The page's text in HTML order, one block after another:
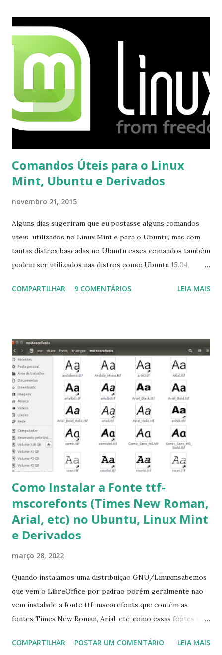
o Windows Live (assim como muitos profissionais de TI) ,
mesmo na versão para Linux, claro, sempre existem outras
opções e o Pidgin, que se mostra como opção.
Comandos Úteis para o Linux
Mint, Ubuntu e Derivados
novembro 21, 2015
Alguns dias sugeriram que eu postasse alguns comandos
uteis utilizados no Linux Mint e para o Ubuntu, mas com
tantas distros baseadas no Ubuntu esses comandos também
podem ser utilizados nas distros como: Ubuntu 15.04,
Linux Mint 17, Pinguy OS 14.04, Elementary OS 0.3, Deepin
para usuários iniciantes... 1- Atualizar a lista de pacotes: $
sudo apt-get update 2- Atualizar toda a distro: $ sudo apt-
get -f dist-upgrade ou update-manager -d -c 3- Instalar
pacotes: $ sudo apt-get install [nome do pacote] 4-
Procurar arquivos corrompidos: $ sudo apt-get check 5-
Corrigir problemas de dependências, concluir instalação de
pacotes pendentes e outros erros: $ sudo apt-get -f install
6- Se o comando sudo apt-get -f install nã...
COMPARTILHAR 9 COMENTÁRIOS LEIA MAIS
Como Instalar a Fonte ttf-
mscorefonts (Times New Roman,
Arial, etc) no Ubuntu, Linux Mint
e Derivados
março 28, 2022
Quando instalamos uma distribuição GNU/Linuxmsabemos
que vem o LibreOffice por padrão porém geralmente não
vem instalado a fonte ttf-mscorefonts que contém as
fontes Times New Roman, Arial, etc, como essas fontes são
a Associação Brasileira de Normas Técnicas (ABNT), exige
COMPARTILHAR POSTAR UM COMENTÁRIO LEIA MAIS